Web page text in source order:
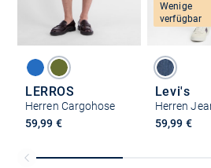
LERROS
Herren Cargohose
59,99 €
Wenige
verfügbar
Levi's
59,99 €